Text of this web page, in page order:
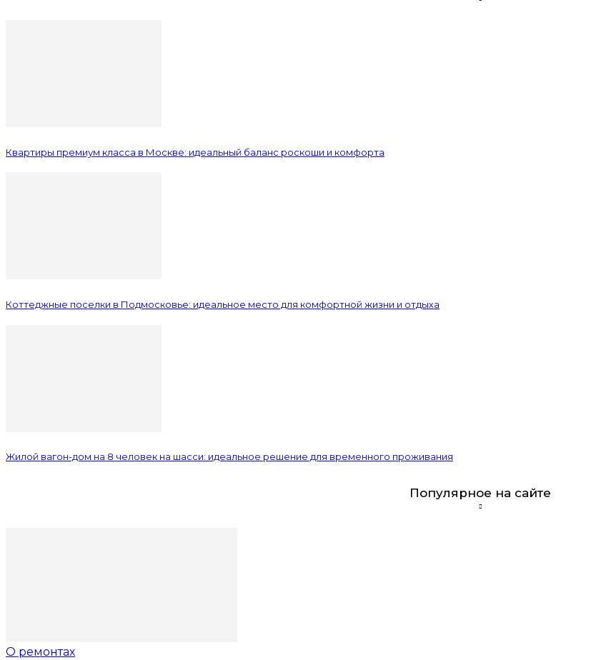
Квартиры премиум класса в Москве: идеальный баланс роскоши и комфорта
Коттеджные поселки в Подмосковье: идеальное место для комфортной жизни и отдыха
Жилой вагон-дом на 8 человек на шасси: идеальное решение для временного проживания
Популярное на сайте
О ремонтах